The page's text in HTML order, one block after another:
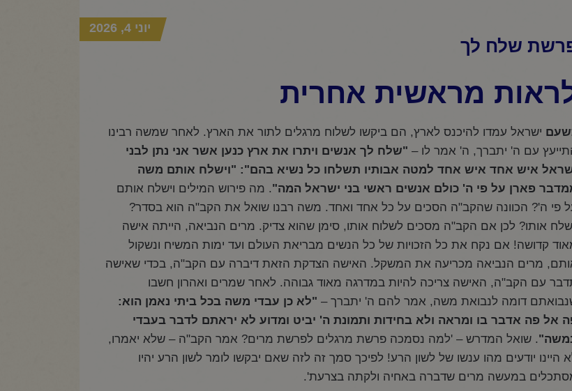
שלח לך
יוני 4, 2026
מראשית אחרית
ישראל עמדו להיכנס לארץ, הם ביקשו לשלוח מרגלים לתור את הארץ. לאחר שמשה רבינו
עם ה' יתברך, ה' אמר לו – "שלח לך אנשים ויתרו את ארץ כנען אשר אני נתן לבני
איש אחד איש אחד למטה אבותיו תשלחו כל נשיא בהם": "וישלח אותם משה
פארן על פי ה' כולם אנשים ראשי בני ישראל המה". מה פירוש המילים וישלח אותם
פי ה'? הכוונה שהקב"ה הסכים על כל אחד ואחד. משה רבנו שואל את הקב"ה הוא בסדר?
אותו? לכן אם הקב"ה מסכים לשלוח אותו, סימן שהוא צדיק. מרים הנביאה, הייתה אישה
קדושה! אם נקח את כל הזכויות של כל הנשים מבריאת העולם ועד ימות המשיח ונשקול
מרים הנביאה מכריעה את המשקל. האישה הצדקת הזאת דיברה עם הקב"ה, בכדי שאישה
עם הקב"ה, האישה צריכה להיות במדרגה מאוד גבוהה. לאחר שמרים ואהרון חשבו
דומה לנבואת משה, אמר להם ה' יתברך – "לא כן עבדי משה בכל ביתי נאמן הוא:
אל פה אדבר בו ומראה ולא בחידות ותמונת ה' יביט ומדוע לא יראתם לדבר בעבדי
. שואל המדרש – 'למה נסמכה פרשת מרגלים לפרשת מרים? אמר הקב"ה – שלא יאמרו,
היינו יודעים מהו ענשו של לשון הרע! לפיכך סמך זה לזה שאם יבקשו לומר לשון הרע יהיו
במעשה מרים שדברה באחיה ולקתה בצרעת'.